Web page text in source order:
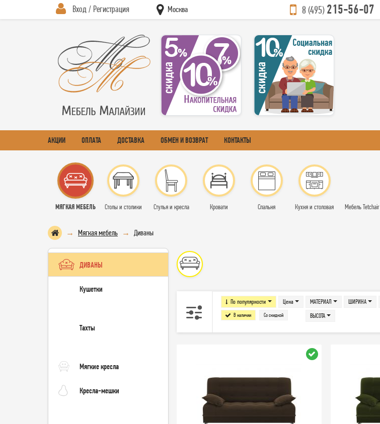
Вход / Регистрация Москва 8 (495)215-56-07
АКЦИИ ОПЛАТА ДОСТАВКА ОБМЕН И ВОЗВРАТ КОНТАКТЫ
МЯГКАЯ МЕБЕЛЬ Столы и столики Стулья и кресла Кровати Спальня Кухня и столовая Мебель Tetchair
Мягкая мебель Диваны
ДИВАНЫ
Кушетки
Тахты
Мягкие кресла
Кресла-мешки
По популярности Цена
В наличии Со скидкой
МАТЕРИАЛ ШИРИНА
ВЫСОТА